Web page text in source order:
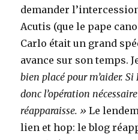
demander
Acutis (que le pape
Carlo était un grand
avance sur son temps.
bien placé pour m’aider.
donc l’opération
réapparaisse. » Le
lien et hop: le blog